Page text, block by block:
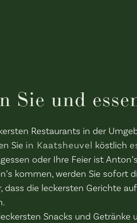
Sie und
Restaurants in der
Sie in Kaatsheuvel köstlich
oder Ihre Feier ist
kommen, werden Sie sofort
dass die leckersten Gerichte
Snacks und